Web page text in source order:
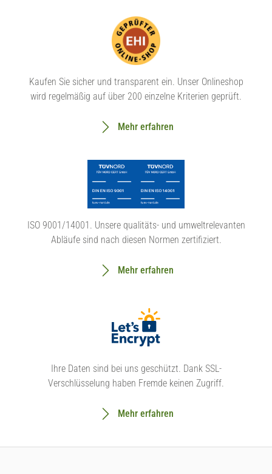
Kaufen Sie sicher und transparent ein. Unser Onlineshop
wird regelmäßig auf über 200 einzelne Kriterien geprüft.
Mehr erfahren
ISO 9001/14001. Unsere qualitäts- und umweltrelevanten
Abläufe sind nach diesen Normen zertifiziert.
Mehr erfahren
Ihre Daten sind bei uns geschützt. Dank SSL-
Verschlüsselung haben Fremde keinen Zugriff.
Mehr erfahren